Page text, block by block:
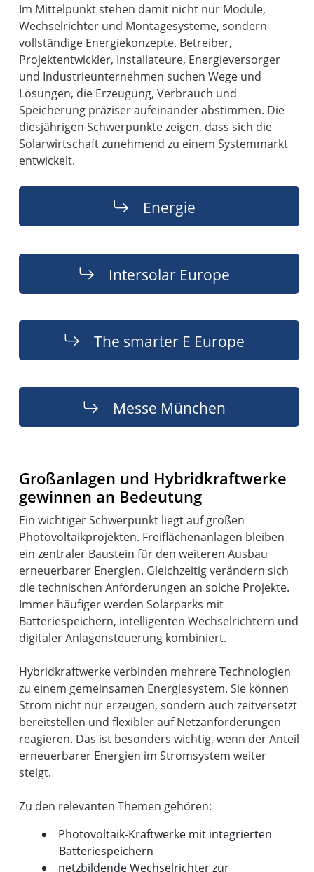
Im Mittelpunkt stehen damit nicht nur Module,
Wechselrichter und Montagesysteme, sondern
vollständige Energiekonzepte. Betreiber,
Projektentwickler, Installateure, Energieversorger
und Industrieunternehmen suchen Wege und
Lösungen, die Erzeugung, Verbrauch und
Speicherung präziser aufeinander abstimmen. Die
diesjährigen Schwerpunkte zeigen, dass sich die
Solarwirtschaft zunehmend zu einem Systemmarkt
entwickelt.
Energie
Intersolar Europe
The smarter E Europe
Messe München
Großanlagen und Hybridkraftwerke
gewinnen an Bedeutung
Ein wichtiger Schwerpunkt liegt auf großen
Photovoltaikprojekten. Freiflächenanlagen bleiben
ein zentraler Baustein für den weiteren Ausbau
erneuerbarer Energien. Gleichzeitig verändern sich
die technischen Anforderungen an solche Projekte.
Immer häufiger werden Solarparks mit
Batteriespeichern, intelligenten Wechselrichtern und
digitaler Anlagensteuerung kombiniert.
Hybridkraftwerke verbinden mehrere Technologien
zu einem gemeinsamen Energiesystem. Sie können
Strom nicht nur erzeugen, sondern auch zeitversetzt
bereitstellen und flexibler auf Netzanforderungen
reagieren. Das ist besonders wichtig, wenn der Anteil
erneuerbarer Energien im Stromsystem weiter
steigt.
Photovoltaik-Kraftwerke mit integrierten
Batteriespeichern
netzbildende Wechselrichter zur